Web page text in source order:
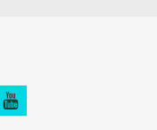
youtube